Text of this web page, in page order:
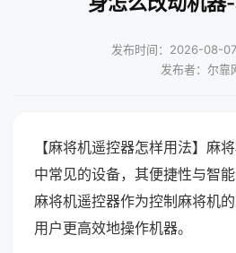
发布时间：2026-08-
发布者：尔靠
【麻将机遥控器怎样用法】麻
中常见的设备，其便捷性与智
麻将机遥控器作为控制麻将机
用户更高效地操作机器。